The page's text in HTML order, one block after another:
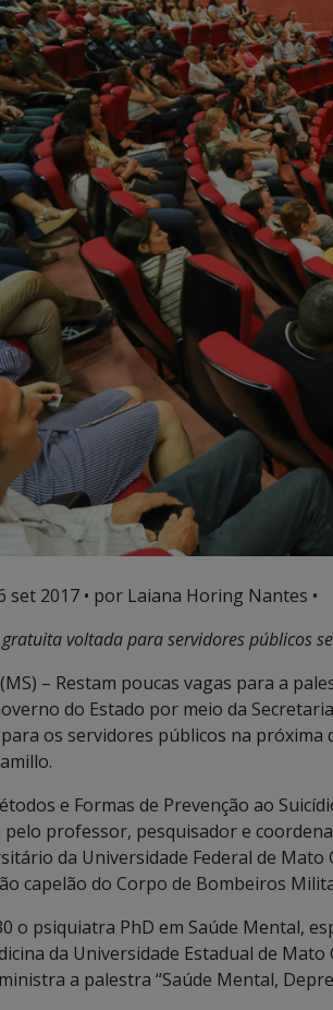
set 2017 • por Laiana Horing Nantes •
voltada para servidores públicos
– Restam poucas vagas para a
do Estado por meio da
os servidores públicos na
e Formas de Prevenção ao
professor, pesquisador e
da Universidade Federal de Mato
capelão do Corpo de Bombeiros
o psiquiatra PhD em Saúde Mental,
da Universidade Estadual de Mato
a palestra “Saúde Mental,